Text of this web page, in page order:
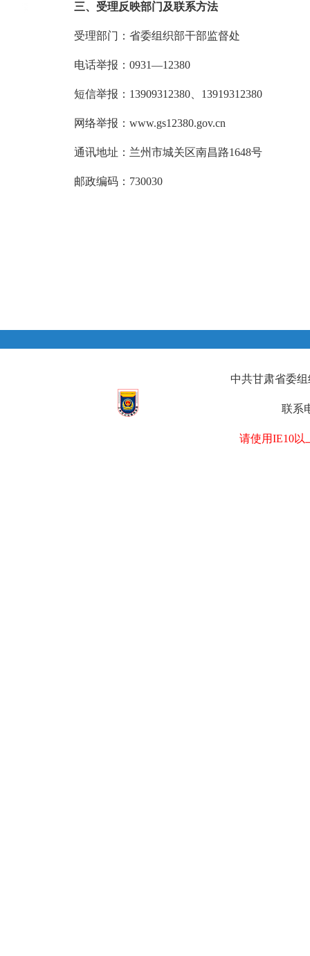
三、受理反映部门及联系方法
受理部门：省委组织部干部监督处
电话举报：0931—12380
短信举报：13909312380、13919312380
网络举报：www.gs12380.gov.cn
通讯地址：兰州市城关区南昌路1648号
邮政编码：730030
中共甘肃省委
联系
请使用IE10以